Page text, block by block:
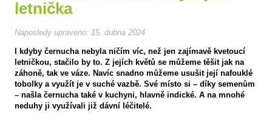
letnička
Naposledy upraveno: 15. dubna 2024
I kdyby černucha nebyla ničím víc, než jen zajímavě kvetoucí
letničkou, stačilo by to. Z jejích květů se můžeme těšit jak na
záhoně, tak ve váze. Navíc snadno můžeme usušit její nafouklé
tobolky a využít je v suché vazbě. Své místo si – díky semenům
– našla černucha také v kuchyni, hlavně indické. A na mnohé
neduhy ji využívali již dávní léčitelé.